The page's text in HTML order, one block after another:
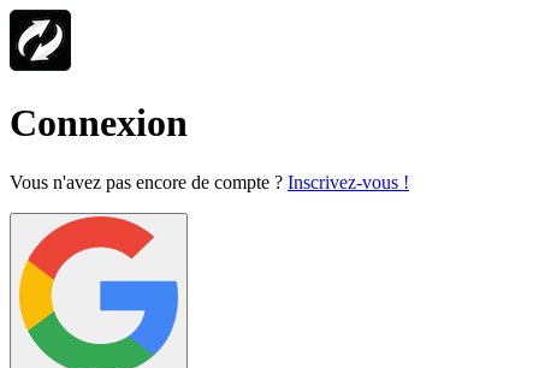
Connexion
Vous n'avez pas encore de compte ? Inscrivez-vous !